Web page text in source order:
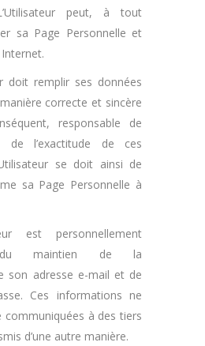
peut, à tout
sa Page Personnelle et
doit remplir ses données
correcte et sincère
responsable de
de l’exactitude de ces
se doit ainsi de
sa Page Personnelle à
est personnellement
du maintien de la
son adresse e-mail et de
Ces informations ne
communiquées à des tiers
d’une autre manière.